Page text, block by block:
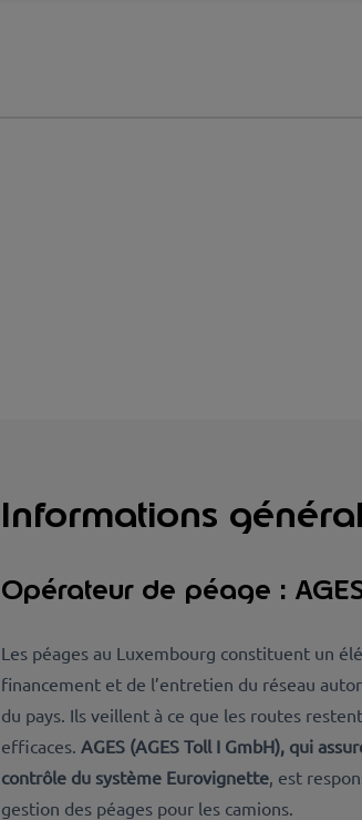
Informations
Opérateur de péage :
Les péages au Luxembourg constituent un
financement et de l’entretien du réseau
du pays. Ils veillent à ce que les routes
efficaces. AGES (AGES Toll I GmbH), qui
contrôle du système Eurovignette, est
gestion des péages pour les camions.